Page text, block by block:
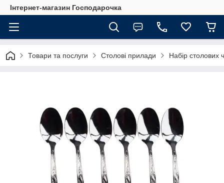
Інтернет-магазин Господарочка
Товари та послуги Столові прилади Набір столових